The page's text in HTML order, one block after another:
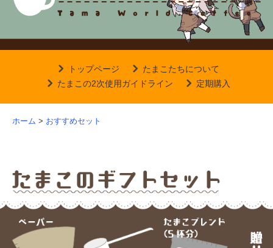
トップページ
たまこたちについて
たまこの2次使用ガイドライン
定期購入
ホーム > おすすめセット